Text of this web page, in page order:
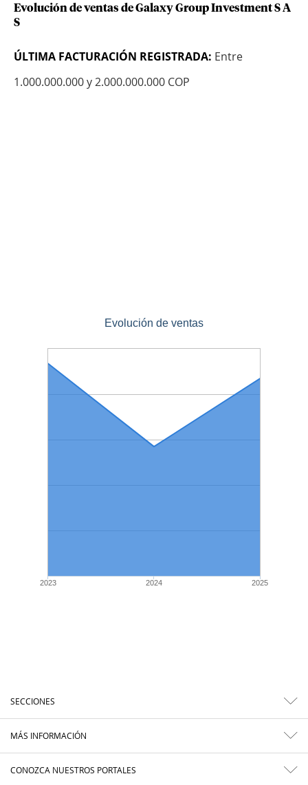
Evolución de ventas de Galaxy Group Investment S A
S
ÚLTIMA FACTURACIÓN REGISTRADA: Entre
1.000.000.000 y 2.000.000.000 COP
Evolución de ventas
2023 2024 2025
SECCIONES
MÁS INFORMACIÓN
CONOZCA NUESTROS PORTALES